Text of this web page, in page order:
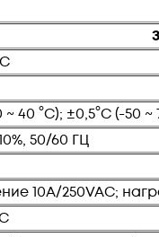
~ 40 °C); ±0,5°C (-
50/60 ГЦ
10A/250VAC;